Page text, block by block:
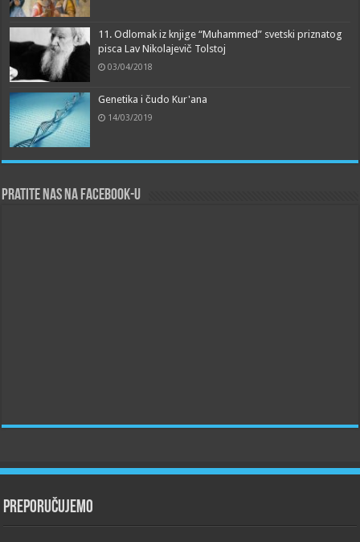
11. Odlomak iz knjige “Muhammed” svetski priznatog
pisca Lav Nikolajevič Tolstoj
03/04/2018
Genetika i čudo Kur'ana
14/03/2019
Pratite nas na Facebook-u
Preporučujemo